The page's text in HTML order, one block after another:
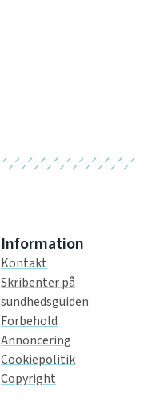
Information
Kontakt
Skribenter på
sundhedsguiden
Forbehold
Annoncering
Cookiepolitik
Copyright